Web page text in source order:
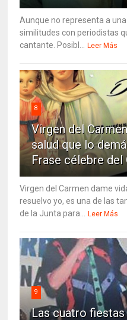
Aunque no representa a
similitudes con periodistas
cantante. Posibl... Leer Más
8
Virgen del
salud que lo
Frase célebre del
Virgen del Carmen dame
resuelvo yo, es una de las
de la Junta para... Leer Más
9
Las cuatro